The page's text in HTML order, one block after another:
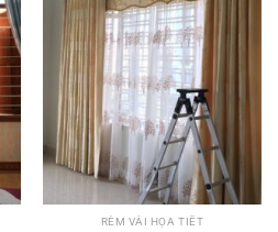
RÈM VẢI HỌA TIẾT